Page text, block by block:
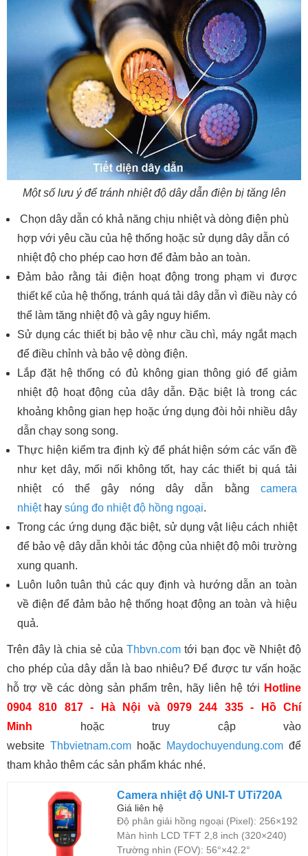
Một số lưu ý để tránh nhiệt độ dây dẫn điện bị tăng lên
Chọn dây dẫn có khả năng chịu nhiệt và dòng điện phù
hợp với yêu cầu của hệ thống hoặc sử dụng dây dẫn có
nhiệt độ cho phép cao hơn để đảm bảo an toàn.
Đảm bảo rằng tải điện hoạt động trong phạm vi được
thiết kế của hệ thống, tránh quá tải dây dẫn vì điều này có
thể làm tăng nhiệt độ và gây nguy hiểm.
Sử dụng các thiết bị bảo vệ như cầu chì, máy ngắt mạch
để điều chỉnh và bảo vệ dòng điện.
Lắp đặt hệ thống có đủ không gian thông gió để giảm
nhiệt độ hoạt động của dây dẫn. Đặc biệt là trong các
khoảng không gian hẹp hoặc ứng dụng đòi hỏi nhiều dây
dẫn chạy song song.
Thực hiện kiểm tra định kỳ để phát hiện sớm các vấn đề
như kẹt dây, mối nối không tốt, hay các thiết bị quá tải
nhiệt có thể gây nóng dây dẫn bằng camera
nhiệthay súng đo nhiệt độ hồng ngoại.
Trong các ứng dụng đặc biệt, sử dụng vật liệu cách nhiệt
để bảo vệ dây dẫn khỏi tác động của nhiệt độ môi trường
xung quanh.
Luôn luôn tuân thủ các quy định và hướng dẫn an toàn
về điện để đảm bảo hệ thống hoạt động an toàn và hiệu
quả.
Trên đây là chia sẻ của Thbvn.com tới bạn đọc về Nhiệt độ
cho phép của dây dẫn là bao nhiêu? Để được tư vấn hoặc
hỗ trợ về các dòng sản phẩm trên, hãy liên hệ tới Hotline
0904 810 817 - Hà Nội và 0979 244 335 - Hồ Chí
Minh
hoặc truy cập vào
website Thbvietnam.com hoặc Maydochuyendung.com để
tham khảo thêm các sản phẩm khác nhé.
Camera nhiệt độ UNI-T UTi720A
Giá liên hệ
Độ phân giải hồng ngoại (Pixel): 256×192
Màn hình LCD TFT 2,8 inch (320×240)
Trường nhìn (FOV): 56°×42.2°